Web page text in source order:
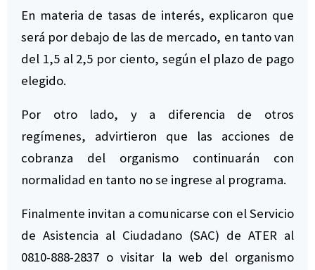
En materia de tasas de interés, explicaron que
será por debajo de las de mercado, en tanto van
del 1,5 al 2,5 por ciento, según el plazo de pago
elegido.
Por otro lado, y a diferencia de otros
regímenes, advirtieron que las acciones de
cobranza del organismo continuarán con
normalidad en tanto no se ingrese al programa.
Finalmente invitan a comunicarse con el Servicio
de Asistencia al Ciudadano (SAC) de ATER al
0810-888-2837 o visitar la web del organismo